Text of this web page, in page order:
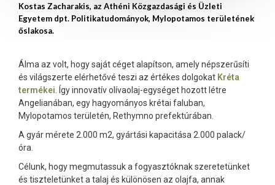
Kostas Zacharakis, az Athéni Közgazdasági és Üzleti
Egyetem dpt. Politikatudományok, Mylopotamos területének
őslakosa.
Álma az volt, hogy saját céget alapítson, amely népszerűsíti
és világszerte elérhetővé teszi az értékes dolgokat Kréta
termékei . Így innovatív olívaolaj-egységet hozott létre
Angelianában, egy hagyományos krétai faluban,
Mylopotamos területén, Rethymno prefektúrában.
A gyár mérete 2.000 m2, gyártási kapacitása 2.000 palack/
óra.
Célunk, hogy megmutassuk a fogyasztóknak szeretetünket
és tiszteletünket a talaj és különösen az olajfa, annak